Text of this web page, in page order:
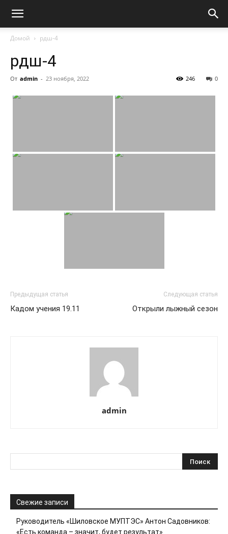
Домой рдш-4
рдш-4
От admin - 23 ноября, 2022 0
246
Предыдущая статья
Кадом учения 19.11
Следующая статья
Открыли лыжный сезон
admin
Свежие записи
Руководитель «Шиловское МУПТЭС» Антон Садовников:
«Есть команда – значит, будет результат»